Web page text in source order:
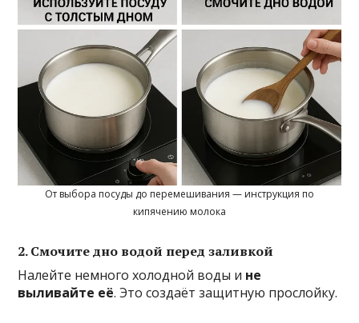
От выбора посуды до перемешивания — инструкция по
кипячению молока
2. Смочите дно водой перед заливкой
Налейте немного холодной воды и не
выливайте её. Это создаёт защитную прослойку.